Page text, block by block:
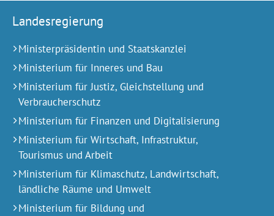
Landesregierung
Ministerpräsidentin und Staatskanzlei
Ministerium für Inneres und Bau
Ministerium für Justiz, Gleichstellung und
Verbraucherschutz
Ministerium für Finanzen und Digitalisierung
Ministerium für Wirtschaft, Infrastruktur,
Tourismus und Arbeit
Ministerium für Klimaschutz, Landwirtschaft,
ländliche Räume und Umwelt
Ministerium für Bildung und